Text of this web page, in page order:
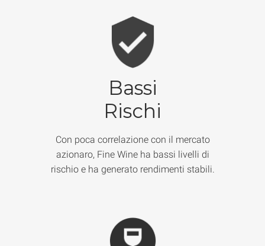
Bassi
Rischi
Con poca correlazione con il mercato
azionaro, Fine Wine ha bassi livelli di
rischio e ha generato rendimenti stabili.